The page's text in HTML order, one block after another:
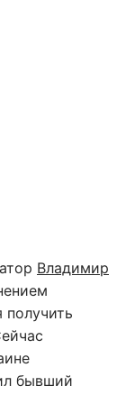
Владимир
бывший